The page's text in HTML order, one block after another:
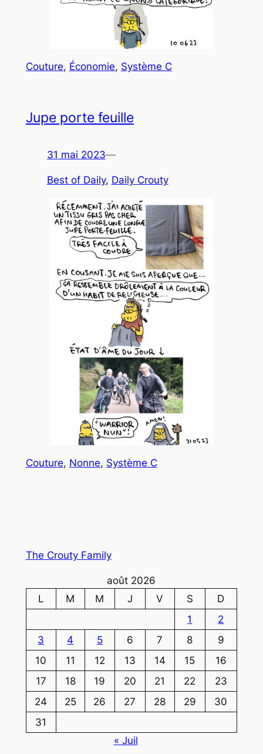
Couture, Économie, Système C
Jupe porte feuille
31 mai 2023—
Best of Daily, Daily Crouty
Couture, Nonne, Système C
The Crouty Family
août 2026
L
M M J V S
D
1
2
3
4 5 6 7 8
9
10
11 12 13 14 15
16
17
18 19 20 21 22
23
24
25 26 27 28 29
30
31
« Juil